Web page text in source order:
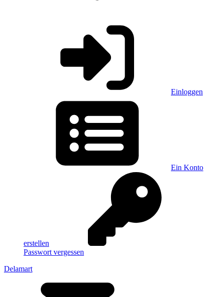
Einloggen
Ein Konto
erstellen
Passwort vergessen
Delamart